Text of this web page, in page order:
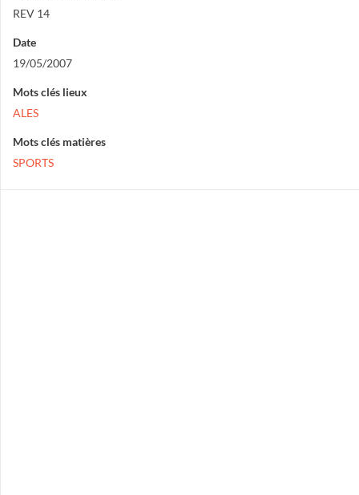
REV 14
Date
19/05/2007
Mots clés lieux
ALES
Mots clés matières
SPORTS